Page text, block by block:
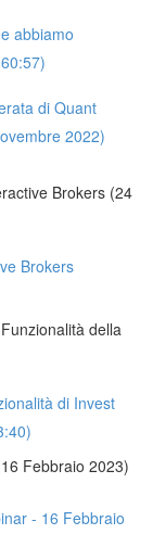
abbiamo
di Quant
2022)
Brokers (24
Brokers
della
di Invest
Febbraio 2023)
- 16 Febbraio